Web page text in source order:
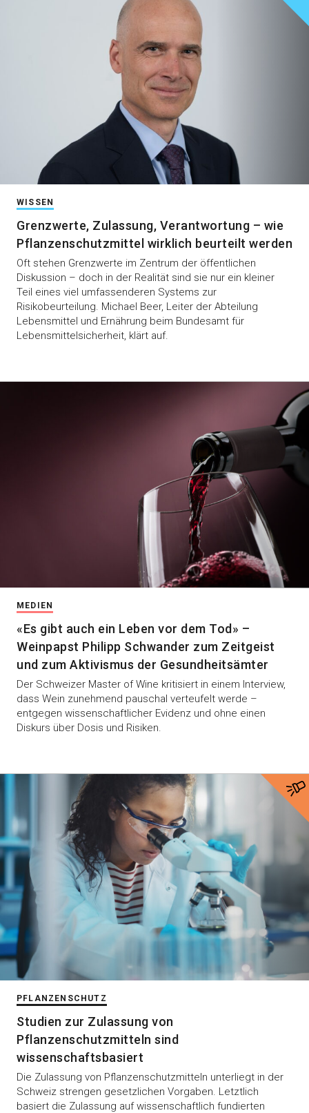
WISSEN
Grenzwerte, Zulassung, Verantwortung – wie
Pflanzenschutzmittel wirklich beurteilt werden
Oft stehen Grenzwerte im Zentrum der öffentlichen
Diskussion – doch in der Realität sind sie nur ein kleiner
Teil eines viel umfassenderen Systems zur
Risikobeurteilung. Michael Beer, Leiter der Abteilung
Lebensmittel und Ernährung beim Bundesamt für
Lebensmittelsicherheit, klärt auf.
MEDIEN
«Es gibt auch ein Leben vor dem Tod» –
Weinpapst Philipp Schwander zum Zeitgeist
und zum Aktivismus der Gesundheitsämter
Der Schweizer Master of Wine kritisiert in einem Interview,
dass Wein zunehmend pauschal verteufelt werde –
entgegen wissenschaftlicher Evidenz und ohne einen
Diskurs über Dosis und Risiken.
PFLANZENSCHUTZ
Studien zur Zulassung von
Pflanzenschutzmitteln sind
wissenschaftsbasiert
Die Zulassung von Pflanzenschutzmitteln unterliegt in der
Schweiz strengen gesetzlichen Vorgaben. Letztlich
basiert die Zulassung auf wissenschaftlich fundierten